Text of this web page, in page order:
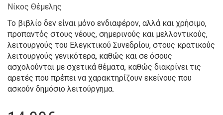
Νίκος Θέμελης
Το βιβλίο δεν είναι μόνο ενδιαφέρον, αλλά και χρήσιμο,
προπαντός στους νέους, σημερινούς και μελλοντικούς,
λειτουργούς του Ελεγκτικού Συνεδρίου, στους κρατικούς
λειτουργούς γενικότερα, καθώς και σε όσους
ασχολούνται με σχετικά θέματα, καθώς διακρίνει τις
αρετές που πρέπει να χαρακτηρίζουν εκείνους που
ασκούν δημόσιο λειτούργημα.